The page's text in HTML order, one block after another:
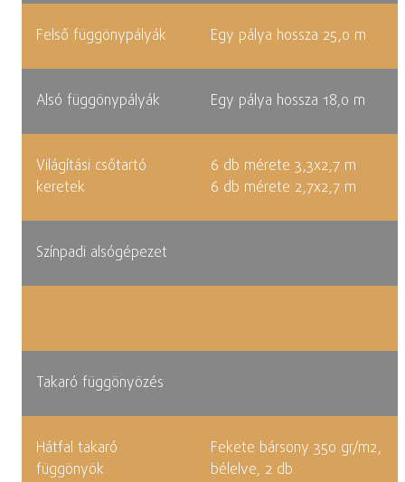
Felső függönypályák Egy pálya hossza 25,0 m
Alsó függönypályák Egy pálya hossza 18,0 m
Világítási csőtartó
keretek
6 db mérete 3,3x2,7 m
6 db mérete 2,7x2,7 m
Színpadi alsógépezet
Takaró függönyözés
Hátfal takaró
függönyök
Fekete bársony 350 gr/m2,
bélelve, 2 db